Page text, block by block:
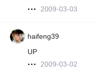
2009-03-03
haifeng39
UP
2009-03-02